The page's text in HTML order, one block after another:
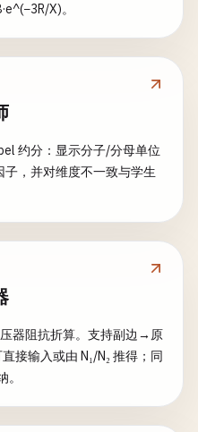
X)。
约分：显示分子/分母单位
，并对维度不一致与学生
压器阻抗折算。支持副边→原
接输入或由 N₁/N₂ 推得；同